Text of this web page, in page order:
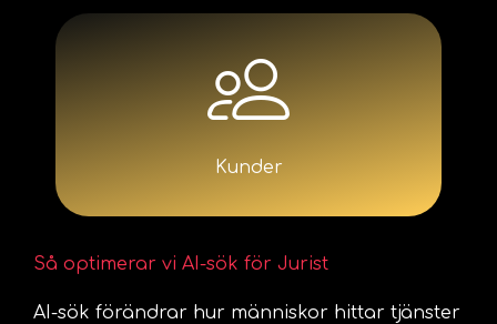
Kunder
Så optimerar vi AI-sök för Jurist
AI-sök förändrar hur människor hittar tjänster